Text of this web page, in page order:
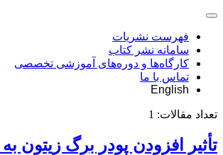
فهرست نشریات
سامانه نشر کتاب
کارگاه‌ها و دوره‌های آموزشی تخصصی
تماس با ما
English
تعداد مقالات: 1
تأثیر افزودن پودر برگ